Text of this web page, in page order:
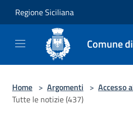
Regione Siciliana
Comune
Home > Argomenti > Accesso
Tutte le notizie (437)